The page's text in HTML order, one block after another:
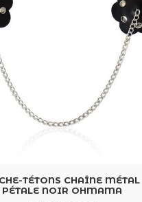
TÉTONS CHAÎNE MÉTAL
PÉTALE NOIR OHMAMA